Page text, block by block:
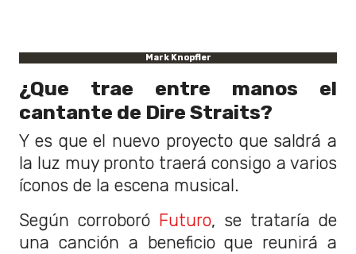
Mark Knopfler
¿Que trae entre manos el
cantante de Dire Straits?
Y es que el nuevo proyecto que saldrá a
la luz muy pronto traerá consigo a varios
íconos de la escena musical.
Según corroboró Futuro, se trataría de
una canción a beneficio que reunirá a